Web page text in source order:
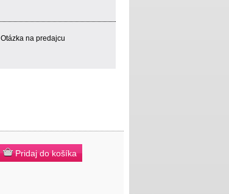
Otázka na predajcu